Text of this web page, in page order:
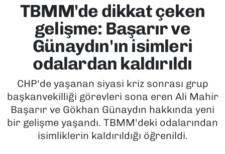
TBMM'de dikkat çeken
gelişme: Başarır ve
Günaydın'ın isimleri
odalardan kaldırıldı
CHP'de yaşanan siyasi kriz sonrası grup
başkanvekilliği görevleri sona eren Ali Mahir
Başarır ve Gökhan Günaydın hakkında yeni
bir gelişme yaşandı. TBMM'deki odalarından
isimliklerin kaldırıldığı öğrenildi.
EKONOMİ
KÜLTÜR SANAT
MAGAZİN
POLİTİKA
SAĞLIK
Tüm Manşetler
Son Dakika Haberleri
Haber Arşivi